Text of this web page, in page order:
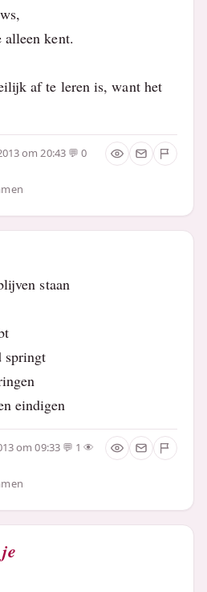
kent.
af te leren is, want het
om 20:43
0
staan
springt
eindigen
om 09:33
1